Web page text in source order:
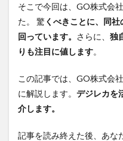
そこで今回は、GO株式会
た。 驚くべきことに、同
回っています。 さらに、 独
りも注目に値します。
この記事では、GO株式会
に解説します。 デジレカを
介します。
記事を読み終えた後、あな